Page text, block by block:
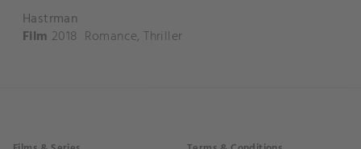
Hastrman
Film 2018 Romance,Thriller